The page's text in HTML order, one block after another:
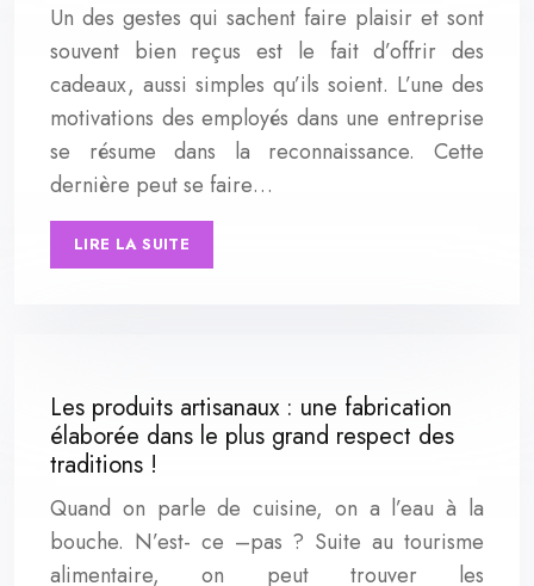
Un des gestes qui sachent faire plaisir et sont
souvent bien reçus est le fait d’offrir des
cadeaux, aussi simples qu’ils soient. L’une des
motivations des employés dans une entreprise
se résume dans la reconnaissance. Cette
dernière peut se faire…
LIRE LA SUITE
Les produits artisanaux : une fabrication
élaborée dans le plus grand respect des
traditions !
Quand on parle de cuisine, on a l’eau à la
bouche. N’est- ce –pas ? Suite au tourisme
alimentaire, on peut trouver les